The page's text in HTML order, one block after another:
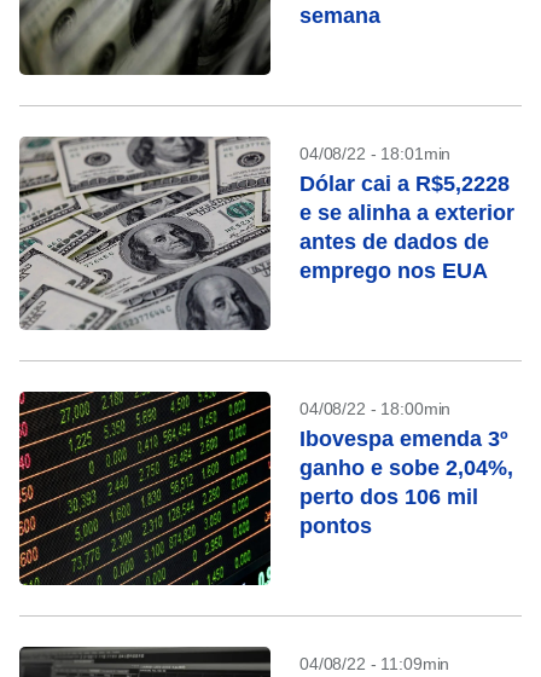
semana
04/08/22 - 18:01min
Dólar cai a R$5,2228
e se alinha a exterior
antes de dados de
emprego nos EUA
04/08/22 - 18:00min
Ibovespa emenda 3º
ganho e sobe 2,04%,
perto dos 106 mil
pontos
04/08/22 - 11:09min